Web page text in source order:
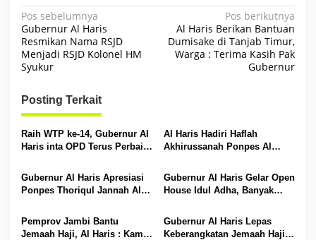
N
a
v
g
a
s
p
o
s
Pos sebelumnya
Gubernur Al Haris
Resmikan Nama RSJD
Menjadi RSJD Kolonel HM
Syukur
Pos berikutnya
Al Haris Berikan Bantuan
Dumisake di Tanjab Timur,
Warga : Terima Kasih Pak
Gubernur
Posting Terkait
Raih WTP ke-14, Gubernur Al
Haris inta OPD Terus Perbaiki
Al Haris Hadiri Haflah
Akhirussanah Ponpes Al
Gubernur Al Haris Apresiasi
Ponpes Thoriqul Jannah Al-
Gratis
Gubernur Al Haris Gelar Open
House Idul Adha, Banyak
Pemprov Jambi Bantu
Jemaah Haji, Al Haris : Kami
Gubernur Al Haris Lepas
Keberangkatan Jemaah Haji